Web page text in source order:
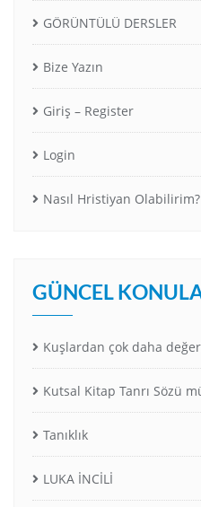
GÖRÜNTÜLÜ DERSLER
Bize Yazın
Giriş – Register
Login
Nasıl Hristiyan Olabilirim?
GÜNCEL
Kuşlardan çok daha
Kutsal Kitap Tanrı Sözü
Tanıklık
LUKA İNCİLİ